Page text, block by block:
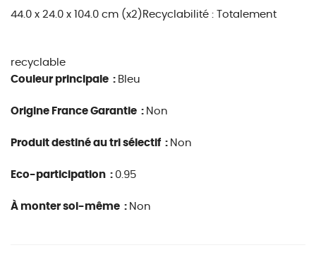
44.0 x 24.0 x 104.0 cm (x2) Recyclabilité : Totalement
recyclable
Couleur principale : Bleu
Origine France Garantie : Non
Produit destiné au tri sélectif : Non
Eco-participation : 0.95
À monter soi-même : Non